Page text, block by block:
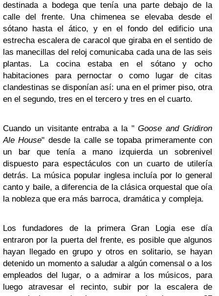
destinada a bodega que tenía una parte debajo de la
calle del frente. Una chimenea se elevaba desde el
sótano hasta el ático, y en el fondo del edificio una
estrecha escalera de caracol que giraba en el sentido de
las manecillas del reloj comunicaba cada una de las seis
plantas. La cocina estaba en el sótano y ocho
habitaciones para pernoctar o como lugar de citas
clandestinas se disponían así: una en el primer piso, otra
en el segundo, tres en el tercero y tres en el cuarto.
Cuando un visitante entraba a la "Goose and Gridiron
Ale House" desde la calle se topaba primeramente con
un bar que tenía a mano izquierda un sobrenivel
dispuesto para espectáculos con un cuarto de utilería
detrás. La música popular inglesa incluía por lo general
canto y baile, a diferencia de la clásica orquestal que oía
la nobleza que era más barroca, dramática y compleja.
Los fundadores de la primera Gran Logia ese día
entraron por la puerta del frente, es posible que algunos
hayan llegado en grupo y otros en solitario, se hayan
detenido un momento a saludar a algún comensal o a los
empleados del lugar, o a admirar a los músicos, para
luego atravesar el recinto, subir por la escalera de